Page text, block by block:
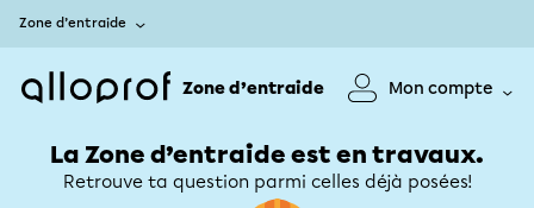
Zone d’entraide
Zone d’entraide Mon compte
La Zone d’entraide est en travaux.
Retrouve ta question parmi celles déjà posées!